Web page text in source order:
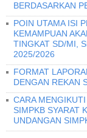
BERDASARKAN
POIN UTAMA ISI
KEMAMPUAN
TINGKAT SD/MI,
2025/2026
FORMAT
DENGAN REKAN
CARA
SIMPKB SYARAT
UNDANGAN